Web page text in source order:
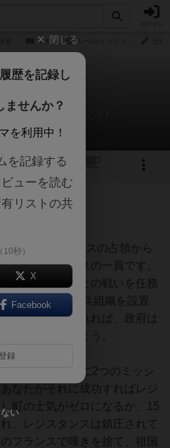
マキ ルール/インスト
マキ
う】さんのルール/インスト
3
5年前
ト
フランスをナチスの占領から
なレジスタンスの一員です。
レジスタンスとの戦いを任務
れる準軍事的民兵組織を設置
あると認知されれば、政府は
はしないでしょう。
つからない様に2つのミッシ
なたがそれに成功すればレジ
町の士気がゼロになるか、15
、レジスタンスは鎮圧されて
フランスで嘆きを捨て、祖国
閉じる
歴を記録し
ませんか？
を利用中！
を記録する
ューを読む
リストの共
秒）
X
Facebook
録
い